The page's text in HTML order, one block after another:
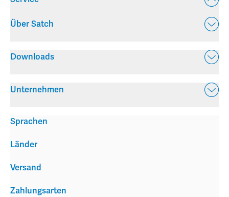
Über Satch
Downloads
Unternehmen
Versand
Zahlungsarten
Sprachen
Länder